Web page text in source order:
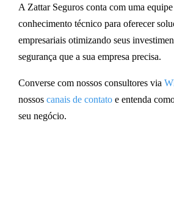
A Zattar Seguros conta com uma
conhecimento técnico para oferecer
empresariais otimizando seus
segurança que a sua empresa precisa.
Converse com nossos consultores via
nossos canais de contato e entenda
seu negócio.